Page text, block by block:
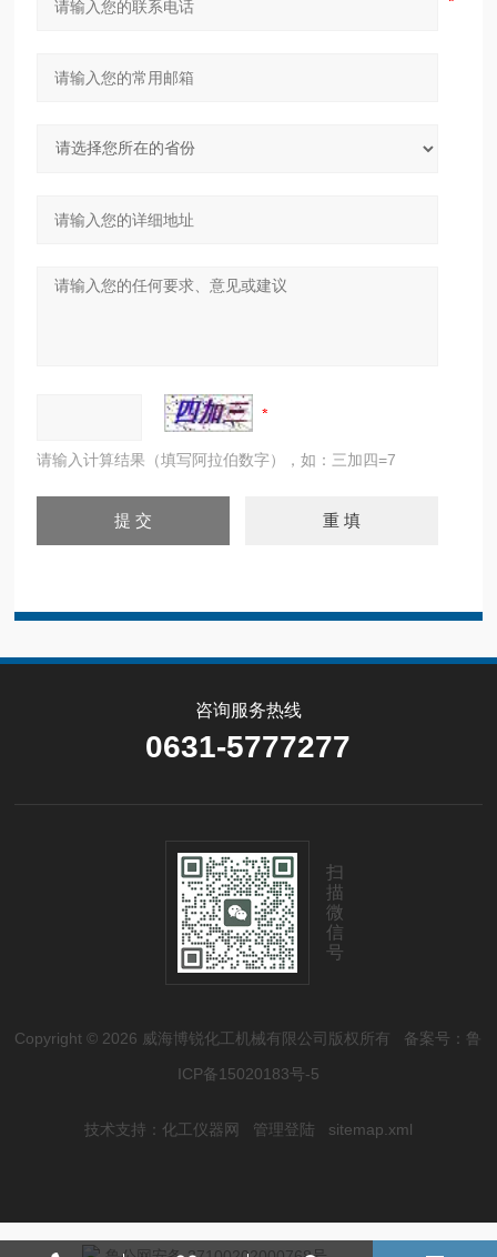
请输入计算结果（填写阿拉伯数字），如：三加四=7
咨询服务热线
0631-5777277
扫
描
微
信
号
Copyright © 2026 威海博锐化工机械有限公司版权所有 备案号：鲁
ICP备15020183号-5
技术支持： 化工仪器网 管理登陆 sitemap.xml